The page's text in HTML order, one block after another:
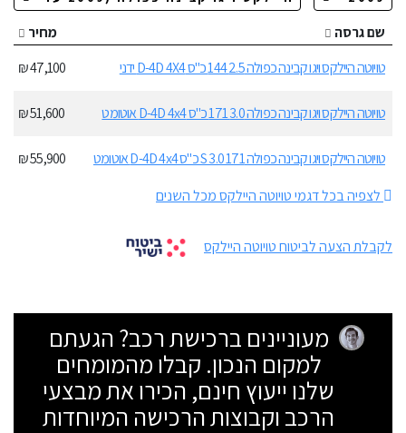
שם גרסה
מחיר
טויוטה היילקס ויגו קבינה כפולה 2.5 144 כ"ס D-4D 4X4 ידני
47,100 ₪
טויוטה היילקס ויגו קבינה כפולה 3.0 171 כ"ס D-4D 4x4 אוטומט 51,600 ₪
טויוטה היילקס ויגו קבינה כפולה S 3.0 171 כ"ס D-4D 4x4 אוטומט
55,900 ₪
לצפיה בכל דגמי טויוטה היילקס מכל השנים
לקבלת הצעה לביטוח טויוטה היילקס
מעוניינים ברכישת רכב? הגעתם
למקום הנכון. קבלו מהמומחים
שלנו ייעוץ חינם, הכירו את מבצעי
הרכב וקבוצות הרכישה המיוחדות